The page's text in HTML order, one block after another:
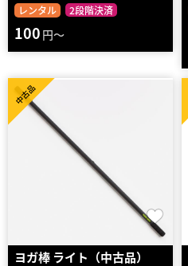
レンタル 2段階決済
100 円～
ヨガ棒 ライト（中古品）
中古品